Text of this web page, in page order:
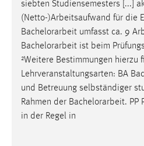
siebten Studiensemesters [...]
(Netto-)Arbeitsaufwand für die
Bachelorarbeit umfasst ca. 9
Bachelorarbeit ist beim
²Weitere Bestimmungen hierzu
Lehrveranstaltungsarten: BA
und Betreuung selbständiger
Rahmen der Bachelorarbeit. PP
in der Regel in
30 Tage
Chat
Name:
MibewSessionID,
Zweck: